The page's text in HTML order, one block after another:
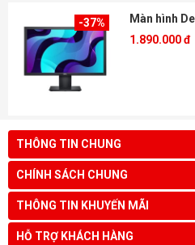
-37%
Màn hình
1.890.000 đ
THÔNG TIN CHUNG
CHÍNH SÁCH CHUNG
THÔNG TIN KHUYẾN MÃI
HỖ TRỢ KHÁCH HÀNG